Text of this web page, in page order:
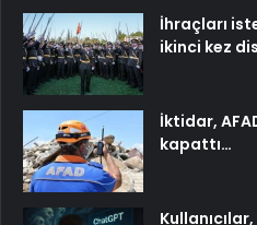
İhraçları
ikinci kez
İktidar,
kapattı…